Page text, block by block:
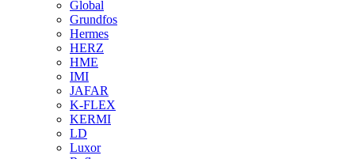
Global
Grundfos
Hermes
HERZ
HME
IMI
JAFAR
K-FLEX
KERMI
LD
Luxor